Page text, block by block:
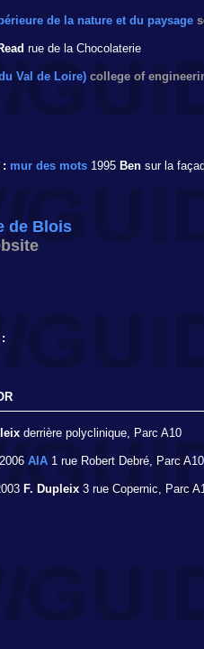
de la nature et du paysage
rue de la Chocolaterie
Val de Loire) college of
: mur des mots 1995 Ben sur la
de Blois
:
derrière polyclinique, Parc A10
2006 AIA 1 rue Robert Debré, Parc A10
F. Dupleix 3 rue Copernic, Parc